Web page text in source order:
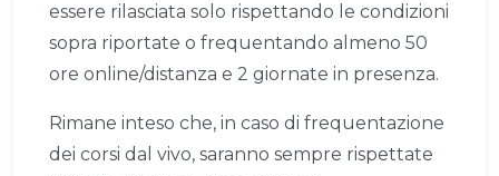
essere rilasciata solo rispettando le condizioni
sopra riportate o frequentando almeno 50
ore online/distanza e 2 giornate in presenza.
Rimane inteso che, in caso di frequentazione
dei corsi dal vivo, saranno sempre rispettate